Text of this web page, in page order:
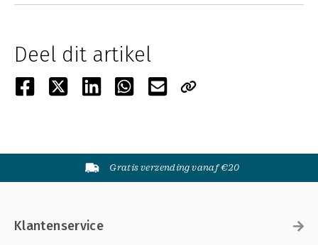
Deel dit artikel
Gratis verzending vanaf €20
Klantenservice